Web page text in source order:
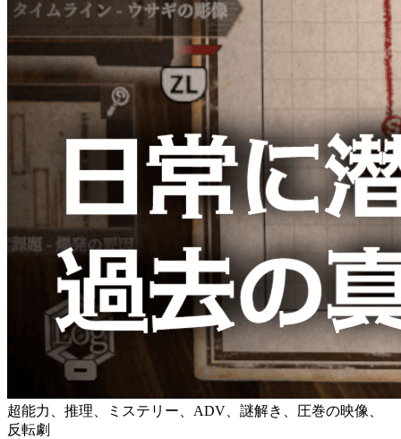
超能力、推理、ミステリー、ADV、謎解き、圧巻の映像、
反転劇